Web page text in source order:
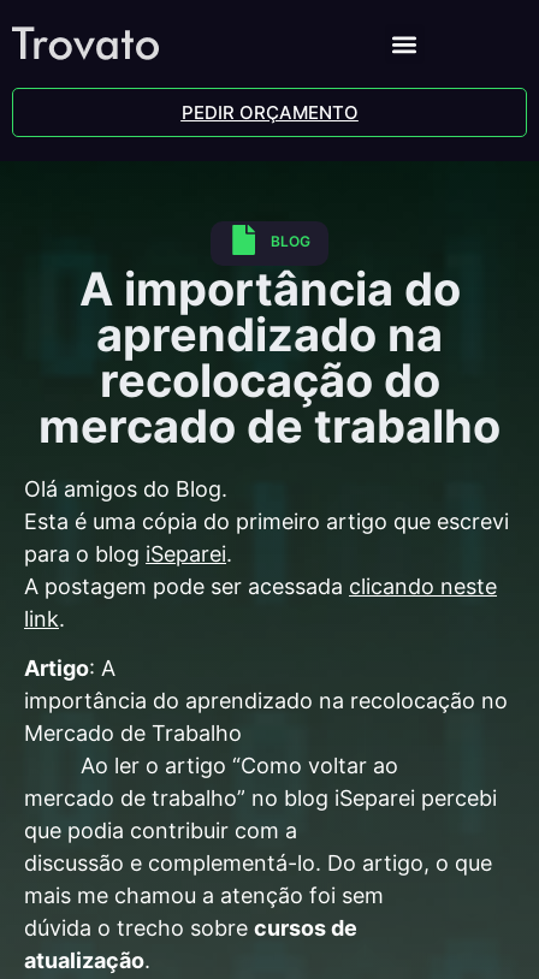
PEDIR ORÇAMENTO
BLOG
A importância do
aprendizado na
recolocação do
mercado de trabalho
Olá amigos do Blog.
Esta é uma cópia do primeiro artigo que escrevi
para o blog iSeparei.
A postagem pode ser acessada clicando neste
link.
Artigo: A
importância do aprendizado na recolocação no
Mercado de Trabalho
Ao ler o artigo “Como voltar ao
mercado de trabalho” no blog iSeparei percebi
que podia contribuir com a
discussão e complementá-lo. Do artigo, o que
mais me chamou a atenção foi sem
dúvida o trecho sobre cursos de
atualização.